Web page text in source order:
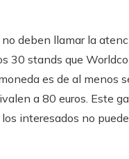
deben llamar la
30 stands que
es de al menos
a 80 euros. Este
interesados ​​no